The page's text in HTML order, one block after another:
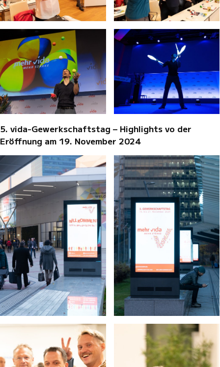
5. vida-Gewerkschaftstag – Highlights vo der
Eröffnung am 19. November 2024